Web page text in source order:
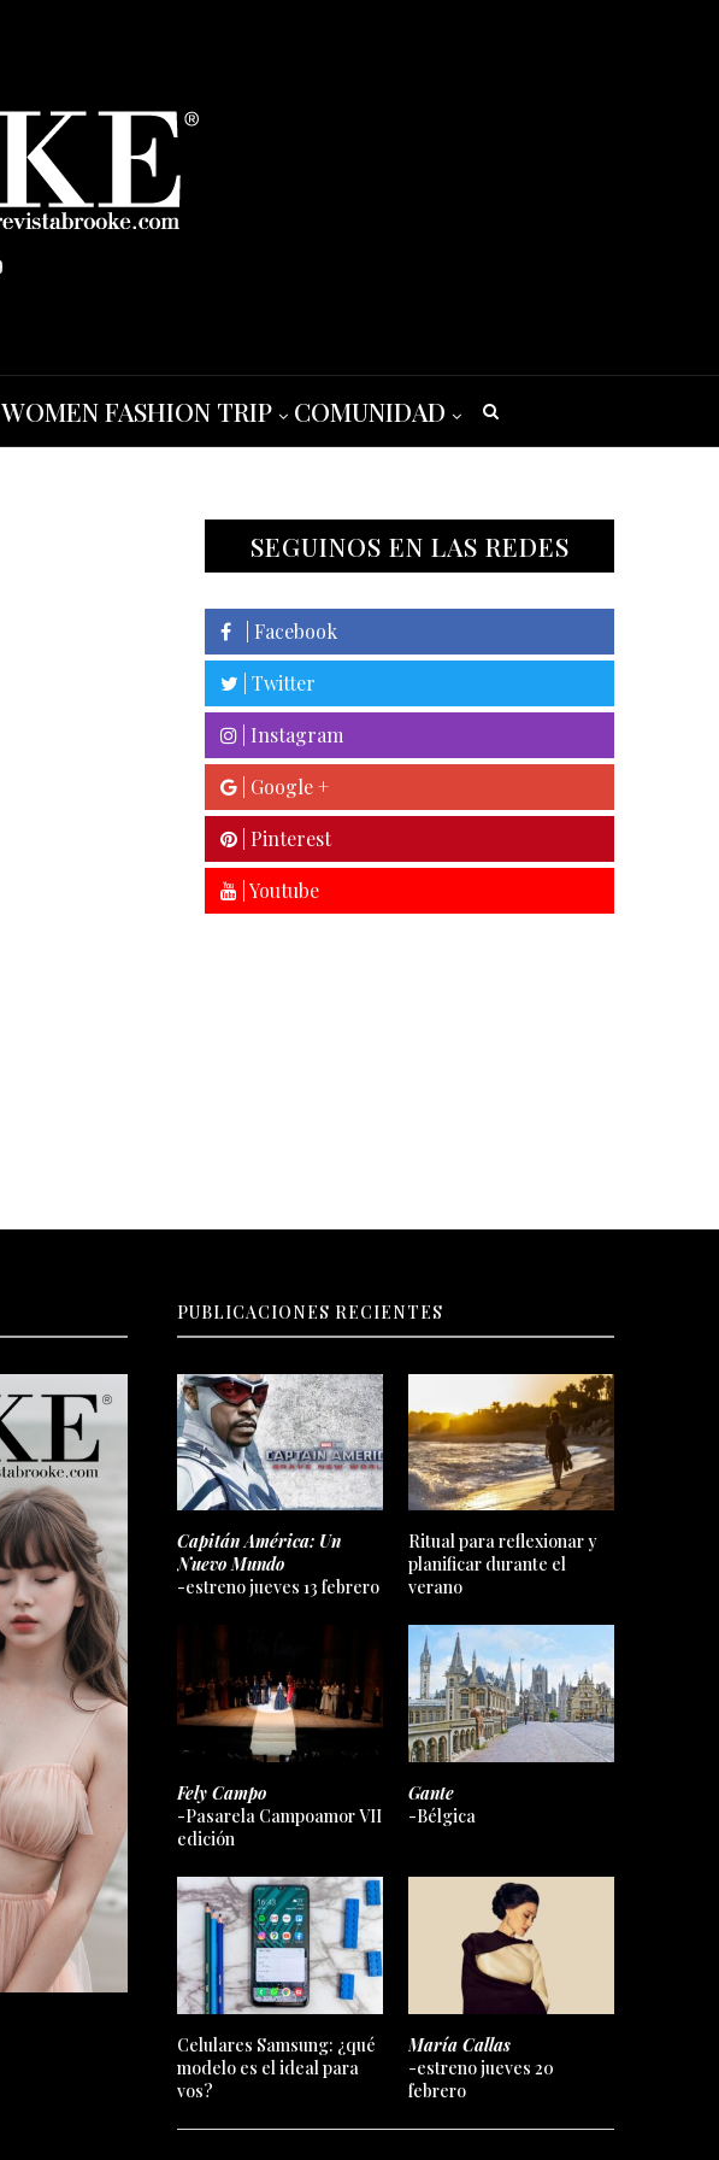
WOMEN FASHION TRIP COMUNIDAD
SEGUINOS EN LAS REDES
| Facebook
| Twitter
| Instagram
| Google +
| Pinterest
| Youtube
PUBLICACIONES RECIENTES
Capitán América: Un
Nuevo Mundo
-estreno jueves 13 febrero
Ritual para reflexionar y
planificar durante el
verano
Fely Campo
-Pasarela Campoamor VII
edición
Gante
-Bélgica
Celulares Samsung: ¿qué
modelo es el ideal para
vos?
María Callas
-estreno jueves 20
febrero